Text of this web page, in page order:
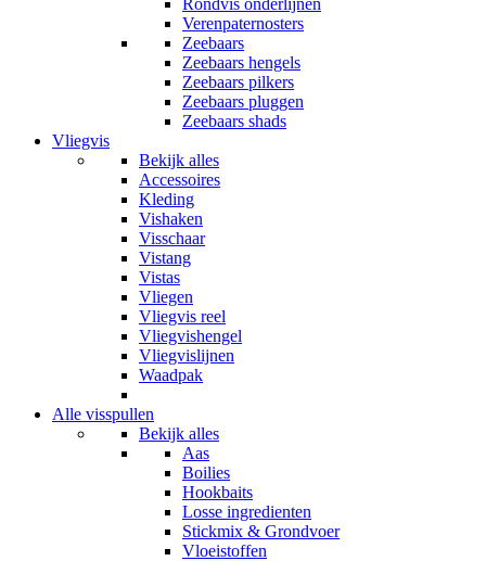
Rondvis onderlijnen
Verenpaternosters
Zeebaars
Zeebaars hengels
Zeebaars pilkers
Zeebaars pluggen
Zeebaars shads
Vliegvis
Bekijk alles
Accessoires
Kleding
Vishaken
Visschaar
Vistang
Vistas
Vliegen
Vliegvis reel
Vliegvishengel
Vliegvislijnen
Waadpak
Alle visspullen
Bekijk alles
Aas
Boilies
Hookbaits
Losse ingredienten
Stickmix & Grondvoer
Vloeistoffen